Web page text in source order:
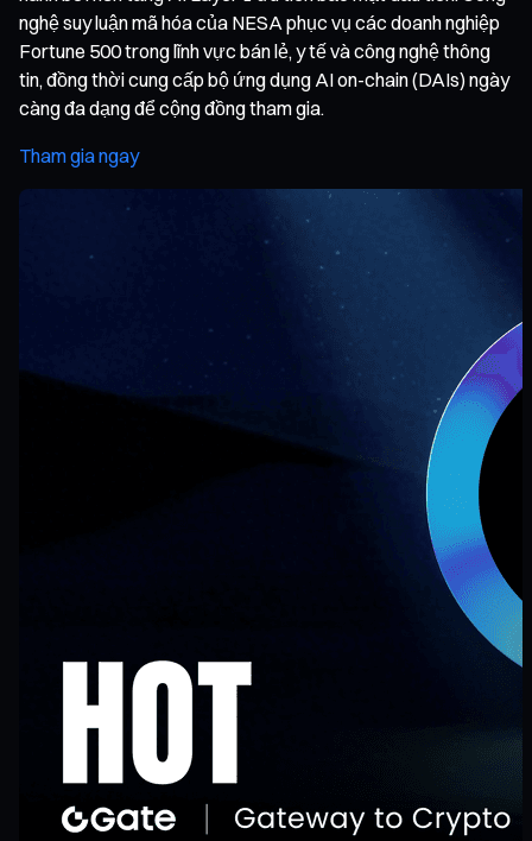
nghệ suy luận mã hóa của NESA phục vụ các doanh nghiệp
Fortune 500 trong lĩnh vực bán lẻ, y tế và công nghệ thông
tin, đồng thời cung cấp bộ ứng dụng AI on-chain (DAIs) ngày
càng đa dạng để cộng đồng tham gia.
Tham gia ngay